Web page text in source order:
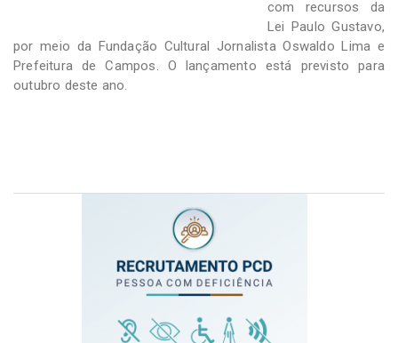
com recursos da
Lei Paulo Gustavo,
por meio da Fundação Cultural Jornalista Oswaldo Lima e
Prefeitura de Campos. O lançamento está previsto para
outubro deste ano.